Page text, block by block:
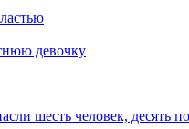
девочку
шесть человек, десять